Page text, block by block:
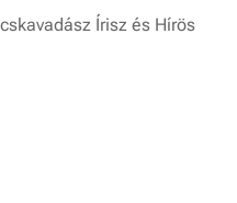
Írisz és Hírös